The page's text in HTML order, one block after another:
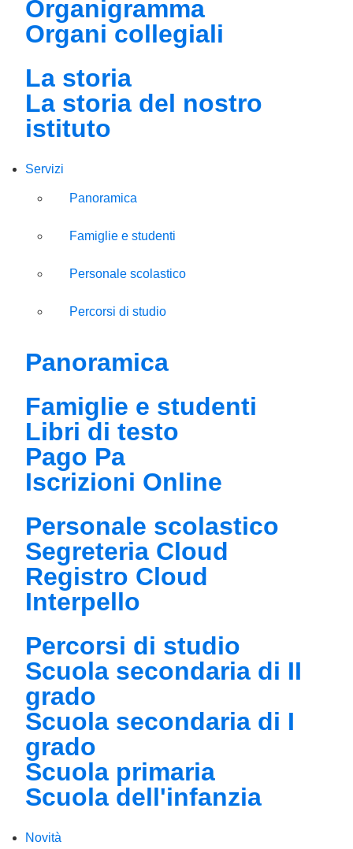
Organigramma
Organi collegiali
La storia
La storia del nostro
istituto
Servizi
Panoramica
Famiglie e studenti
Personale scolastico
Percorsi di studio
Panoramica
Famiglie e studenti
Libri di testo
Pago Pa
Iscrizioni Online
Personale scolastico
Segreteria Cloud
Registro Cloud
Interpello
Percorsi di studio
Scuola secondaria di II
grado
Scuola secondaria di I
grado
Scuola primaria
Scuola dell'infanzia
Novità